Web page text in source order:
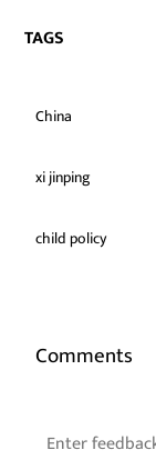
TAGS
China
xi jinping
child policy
Comments